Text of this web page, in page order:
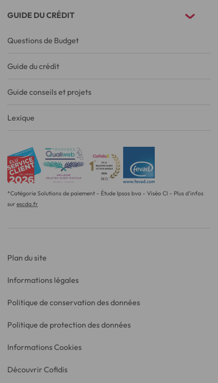
GUIDE DU CRÉDIT
Questions de Budget
Guide du crédit
Guide conseils et projets
Lexique
*Catégorie Solutions de paiement - Étude Ipsos bva - Viséo CI - Plus d'infos
sur escda.fr
Plan du site
Informations légales
Politique de conservation des données
Politique de protection des données
Informations Cookies
Découvrir Cofidis